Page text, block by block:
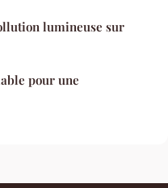
lumineuse sur
pour une